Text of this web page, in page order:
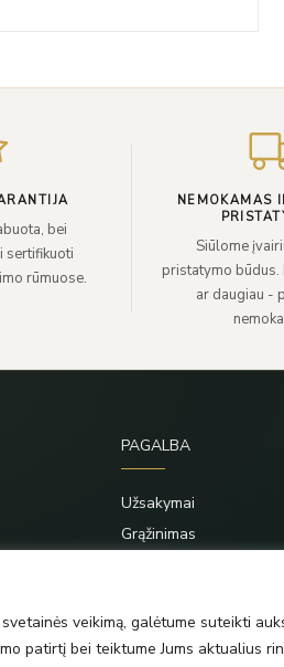
veikimą, galėtume suteikti
patirtį bei teiktume Jums aktualius
bei
sertifikuoti
rūmuose.
NEMOKAMAS
Siūlome
pristatymo būdus.
ar daugiau -
PAGALBA
Užsakymai
Grąžinimas